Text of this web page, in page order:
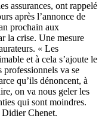
assurances, ont rappelé
après l’annonce de
prochain aux
la crise. Une mesure
« Les
et à cela s’ajoute le
va se
qu’ils dénoncent, à
on va nous geler les
qui sont moindres.
Didier Chenet.